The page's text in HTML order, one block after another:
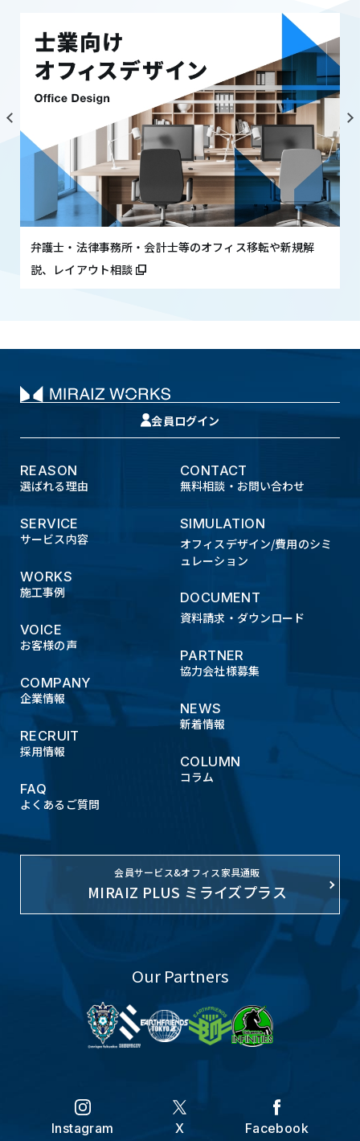
弁護士・法律事務所・会計士等のオフィス移転や新規解
説、レイアウト相談
会員ログイン
REASON
選ばれる理由
SERVICE
サービス内容
WORKS
施工事例
VOICE
お客様の声
COMPANY
企業情報
RECRUIT
採用情報
FAQ
よくあるご質問
CONTACT
無料相談・お問い合わせ
SIMULATION
オフィスデザイン/費用のシミ
ュレーション
DOCUMENT
資料請求・ダウンロード
PARTNER
協力会社様募集
NEWS
新着情報
COLUMN
コラム
会員サービス&オフィス家具通販
MIRAIZ PLUS ミライズプラス
Our Partners
Instagram X Facebook